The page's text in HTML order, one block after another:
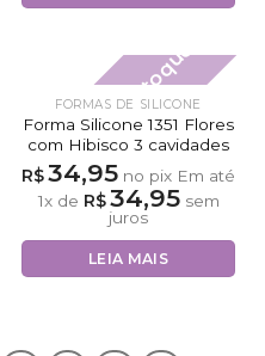
Fora de estoque
FORMAS DE SILICONE
Forma Silicone 1351 Flores
com Hibisco 3 cavidades
R$34,95 no pix Em até
1x de R$34,95sem
juros
LEIA MAIS